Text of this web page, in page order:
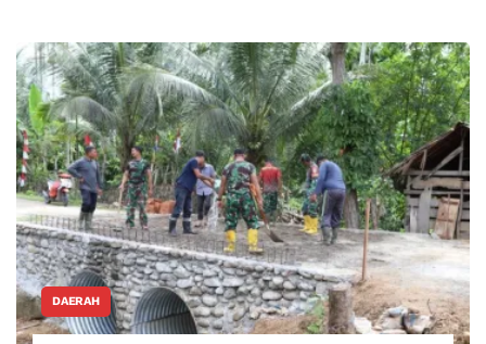
DAERAH